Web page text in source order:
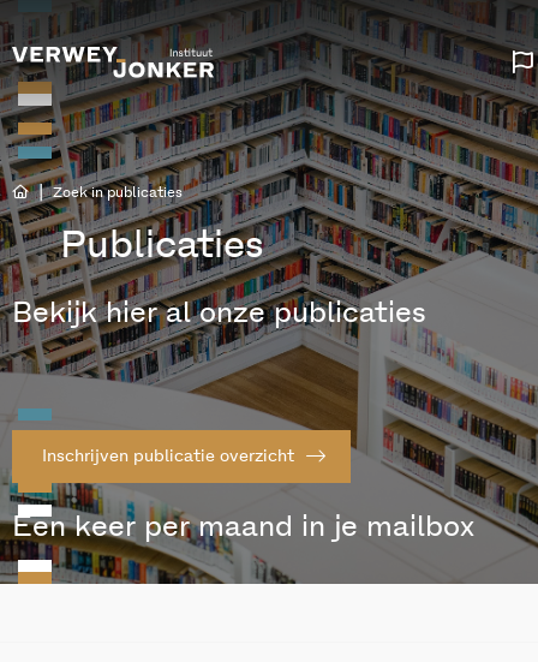
| Zoek in publicaties
Publicaties
Bekijk hier al onze publicaties
Inschrijven publicatie overzicht
Een keer per maand in je mailbox